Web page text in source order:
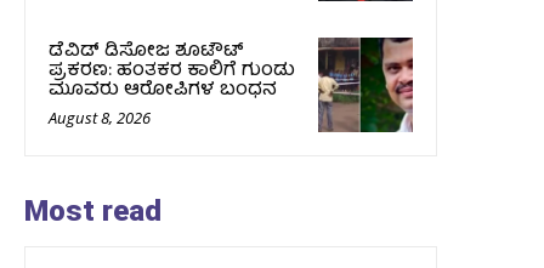
ಡೆವಿಡ್ ಡಿಸೋಜ ಶೂಟೌಟ್
ಪ್ರಕರಣ: ಹಂತಕರ ಕಾಲಿಗೆ ಗುಂಡು
ಮೂವರು ಆರೋಪಿಗಳ ಬಂಧನ
August 8, 2026
Most read